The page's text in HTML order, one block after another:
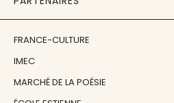
FRANCE-CULTURE
IMEC
MARCHÉ DE LA POÉSIE